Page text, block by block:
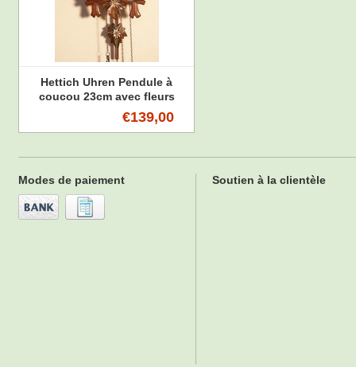
Hettich Uhren Pendule à
coucou 23cm avec fleurs
d'edelweiss-gentiane peintes
à la main avec mouvement à
€139,00
Modes de paiement Soutien à la clientèle